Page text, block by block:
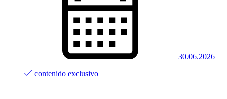
30.06.2026
contenido exclusivo